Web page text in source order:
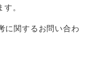
。
に関するお問い合わ